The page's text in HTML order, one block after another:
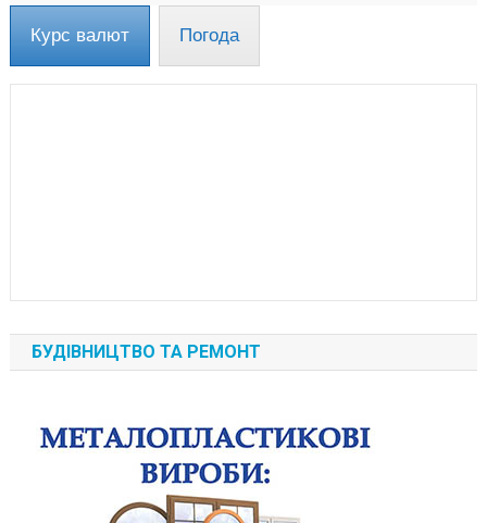
Курс валют Погода
БУДІВНИЦТВО ТА РЕМОНТ